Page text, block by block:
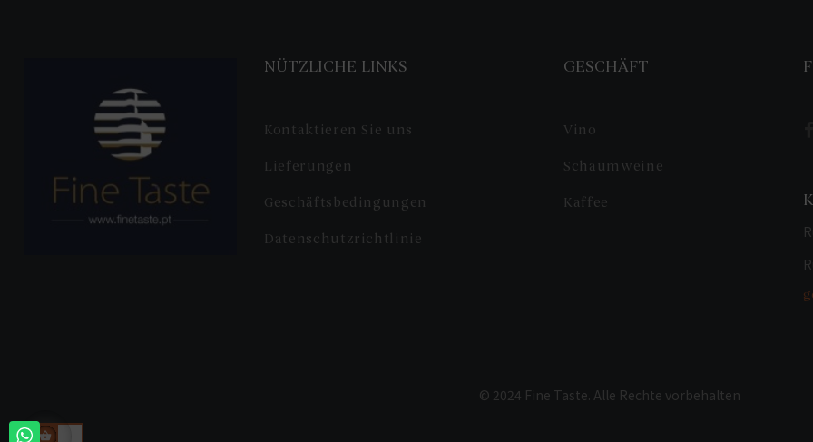
NÜTZLICHE LINKS
Kontaktieren Sie uns
Lieferungen
Geschäftsbedingungen
Datenschutzrichtlinie
GESCHÄFT
Vino
Schaumweine
Kaffee
© 2024 Fine Taste. Alle Rechte vorbehalten